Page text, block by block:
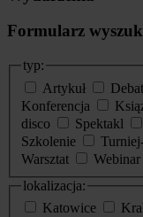
Formularz
typ:
Artykuł
Konferencja
disco
Spektakl
Szkolenie
Warsztat
Webinar
lokalizacja:
Katowice